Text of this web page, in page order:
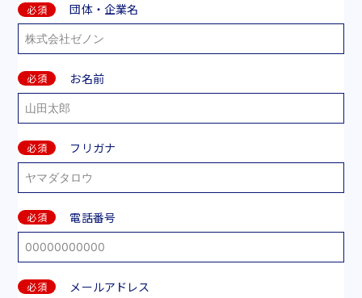
必須 団体・企業名
必須 お名前
必須 フリガナ
必須 電話番号
必須 メールアドレス